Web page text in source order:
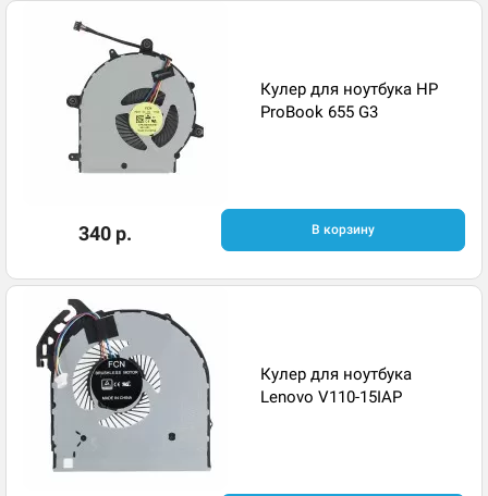
Кулер для ноутбука HP
ProBook 655 G3
340 р. В корзину
Кулер для ноутбука
Lenovo V110-15IAP